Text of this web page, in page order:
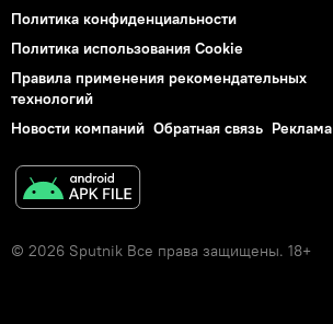
Политика конфиденциальности
Политика использования Cookie
Правила применения рекомендательных
технологий
Новости компаний Обратная связь Реклама
© 2026 Sputnik Все права защищены. 18+